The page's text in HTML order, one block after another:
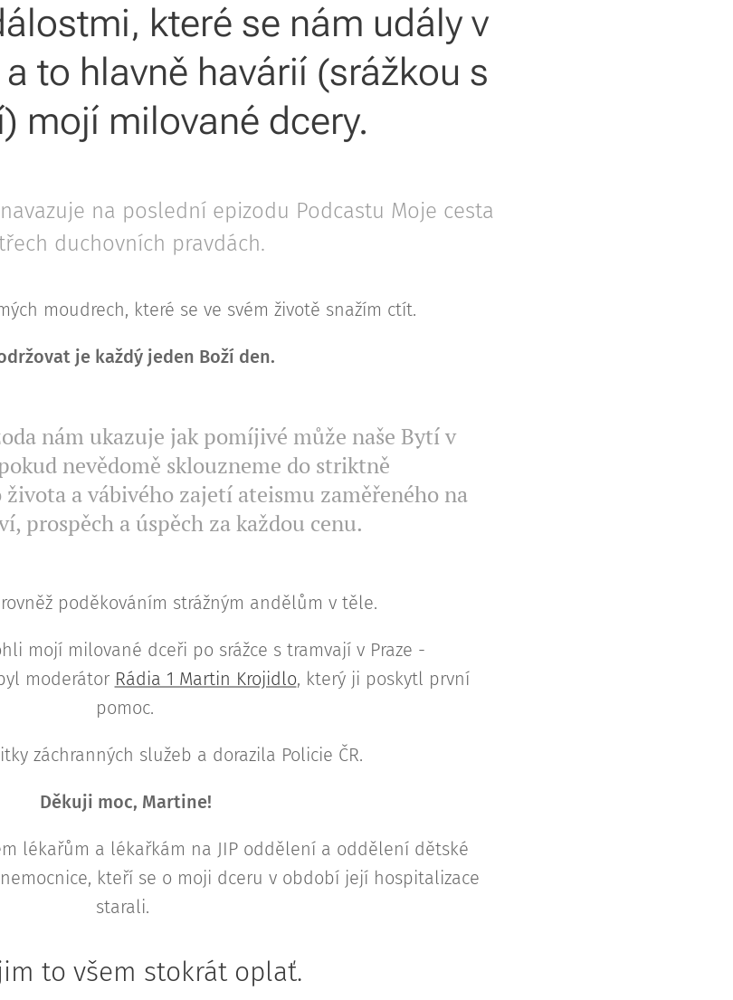
které se nám udály v
to hlavně havárií (srážkou s
mojí milované dcery.
na poslední epizodu Podcastu Moje cesta
duchovních pravdách.
moudrech, které se ve svém životě snažím ctít.
je každý jeden Boží den.
nám ukazuje jak pomíjivé může naše Bytí v
nevědomě sklouzneme do striktně
a vábivého zajetí ateismu zaměřeného na
prospěch a úspěch za každou cenu.
poděkováním strážným andělům v těle.
mojí milované dceři po srážce s tramvají v Praze -
moderátor Rádia 1 Martin Krojidlo, který ji poskytl první
pomoc.
záchranných služeb a dorazila Policie ČR.
Děkuji moc, Martine!
lékařům a lékařkám na JIP oddělení a oddělení dětské
kteří se o moji dceru v období její hospitalizace
starali.
to všem stokrát oplať.